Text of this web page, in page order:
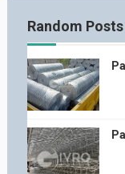
Random Posts